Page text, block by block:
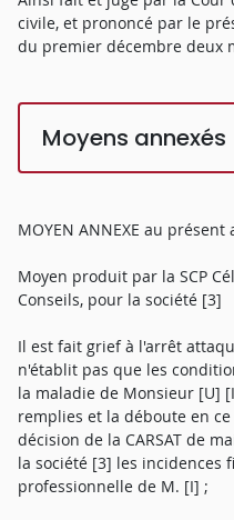
civile, et prononcé par le
du premier décembre deux
Moyens annexés
MOYEN ANNEXE au présent
Moyen produit par la SCP
Conseils, pour la société [3]
Il est fait grief à l'arrêt
n'établit pas que les
la maladie de Monsieur [U]
remplies et la déboute en
décision de la CARSAT de
la société [3] les incidences
professionnelle de M. [I] ;